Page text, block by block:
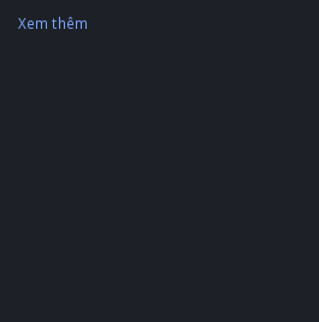
Xem thêm